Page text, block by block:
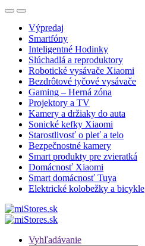
OpenClose
Výpredaj
Smartfóny
Inteligentné Hodinky
Slúchadlá a reproduktory
Robotické vysávače Xiaomi
Bezdrôtové tyčové vysávače
Gaming – Herná zóna
Projektory a TV
Kamery a držiaky do auta
Sonické kefky Xiaomi
Starostlivosť o pleť a telo
Bezpečnostné kamery
Smart produkty pre zvieratká
Domácnosť Xiaomi
Smart domácnosť Tuya
Elektrické kolobežky a bicykle
Vyhľadávanie